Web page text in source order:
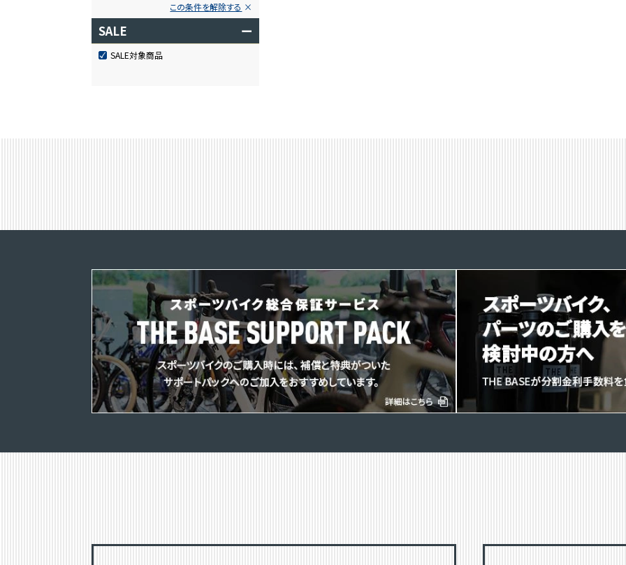
この条件を解除する
SALE ー
SALE対象商品